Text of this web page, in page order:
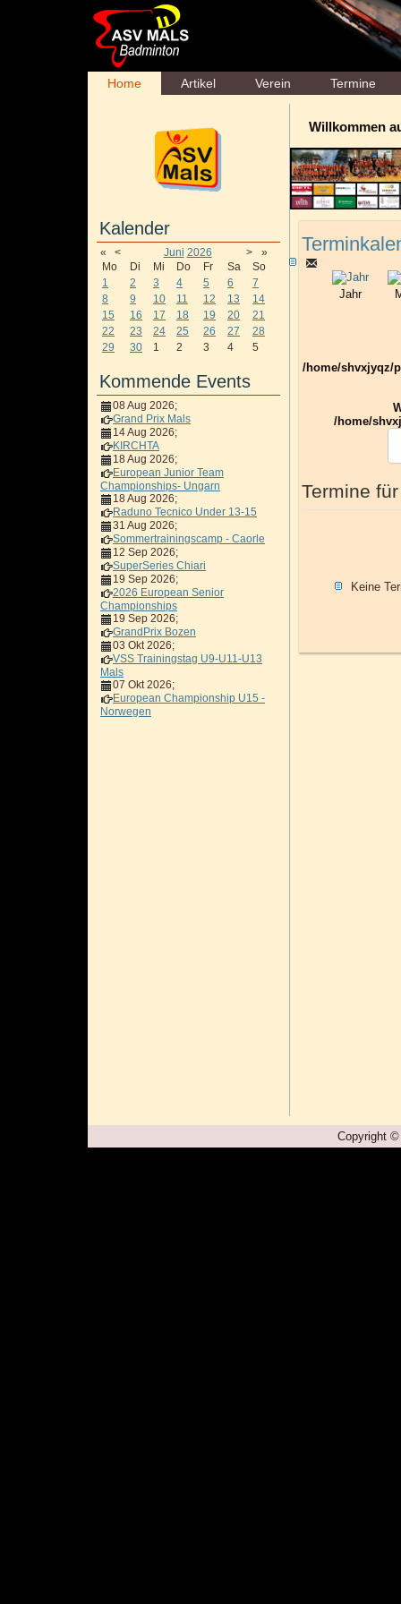
Home Artikel Verein Termine
Kalender
« < Juni 2026 >
»
Mo
Di Mi Do Fr Sa
So
1
2 3 4 5 6
7
8
9 10 11 12 13
14
15
16 17 18 19 20
21
22
23 24 25 26 27
28
29
30 1 2 3 4 5
Kommende Events
08 Aug 2026;
Grand Prix Mals
14 Aug 2026;
KIRCHTA
18 Aug 2026;
European Junior Team
Championships- Ungarn
18 Aug 2026;
Raduno Tecnico Under 13-15
31 Aug 2026;
Sommertrainingscamp - Caorle
12 Sep 2026;
SuperSeries Chiari
19 Sep 2026;
2026 European Senior
Championships
19 Sep 2026;
GrandPrix Bozen
03 Okt 2026;
VSS Trainingstag U9-U11-U13
Mals
07 Okt 2026;
European Championship U15 -
Norwegen
Willkommen
Jahr
/home/shvxjyqz/
/home/
Termine für
Keine
Copyright ©